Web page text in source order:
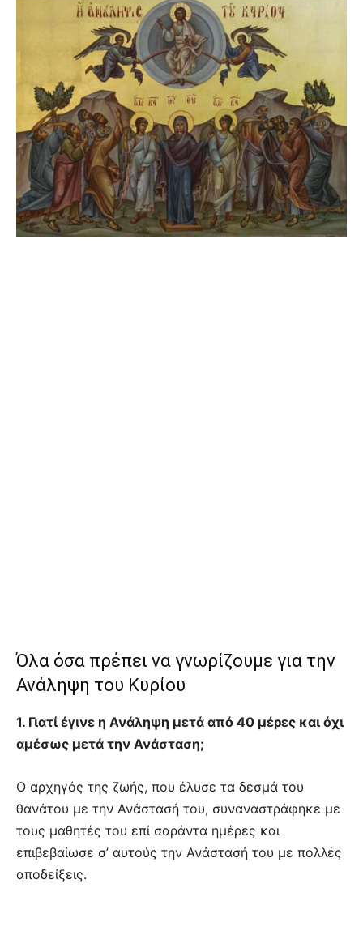
Όλα όσα πρέπει να γνωρίζουμε για την
Ανάληψη του Κυρίου
1. Γιατί έγινε η Ανάληψη μετά από 40 μέρες και όχι
αμέσως μετά την Ανάσταση;
Ο αρχηγός της ζωής, που έλυσε τα δεσμά του
θανάτου με την Ανάστασή του, συναναστράφηκε με
τους μαθητές του επί σαράντα ημέρες και
επιβεβαίωσε σ’ αυτούς την Ανάστασή του με πολλές
αποδείξεις.